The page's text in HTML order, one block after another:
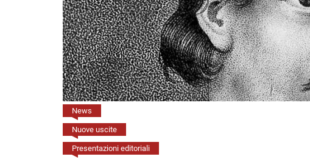
News
Nuove uscite
Presentazioni editoriali